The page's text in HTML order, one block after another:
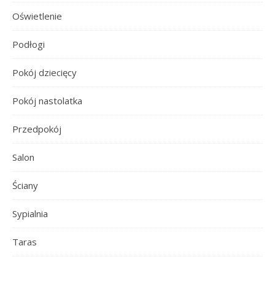
Oświetlenie
Podłogi
Pokój dziecięcy
Pokój nastolatka
Przedpokój
Salon
Ściany
Sypialnia
Taras